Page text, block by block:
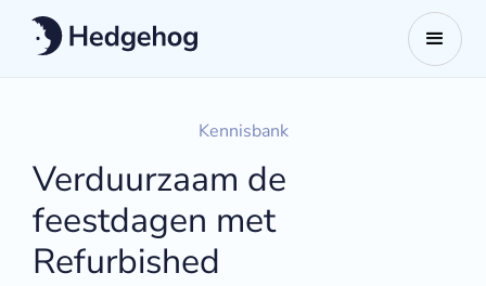
Kennisbank
Verduurzaam de
feestdagen met
Refurbished